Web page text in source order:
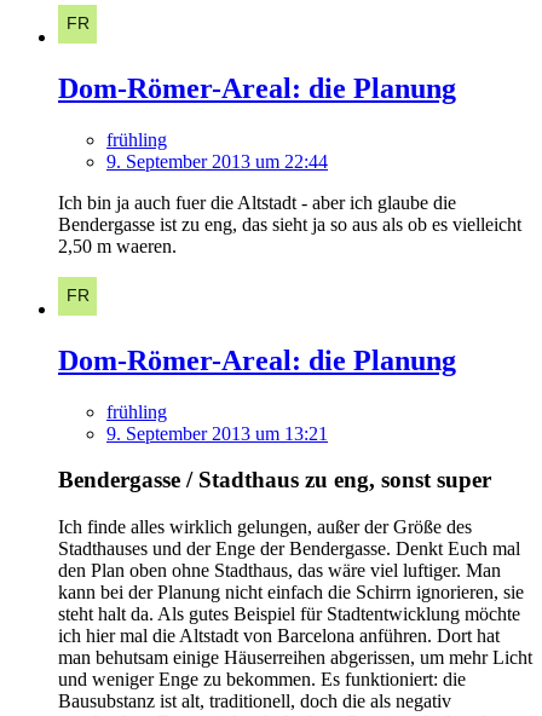
Dom-Römer-Areal: die Planung
frühling
9. September 2013 um 22:44
Ich bin ja auch fuer die Altstadt - aber ich glaube die
Bendergasse ist zu eng, das sieht ja so aus als ob es vielleicht
2,50 m waeren.
Dom-Römer-Areal: die Planung
frühling
9. September 2013 um 13:21
Bendergasse / Stadthaus zu eng, sonst super
Ich finde alles wirklich gelungen, außer der Größe des
Stadthauses und der Enge der Bendergasse. Denkt Euch mal
den Plan oben ohne Stadthaus, das wäre viel luftiger. Man
kann bei der Planung nicht einfach die Schirrn ignorieren, sie
steht halt da. Als gutes Beispiel für Stadtentwicklung möchte
ich hier mal die Altstadt von Barcelona anführen. Dort hat
man behutsam einige Häuserreihen abgerissen, um mehr Licht
und weniger Enge zu bekommen. Es funktioniert: die
Bausubstanz ist alt, traditionell, doch die als negativ